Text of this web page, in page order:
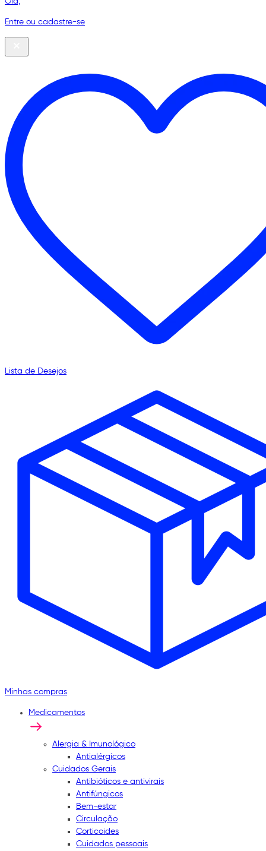
Entre ou cadastre-se
Lista de Desejos
Minhas compras
Medicamentos
Alergia & Imunológico
Antialérgicos
Cuidados Gerais
Antibióticos e antivirais
Antifúngicos
Bem-estar
Circulação
Corticoides
Cuidados pessoais